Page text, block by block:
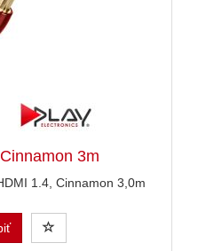
3m
1.4, Cinnamon 3,0m